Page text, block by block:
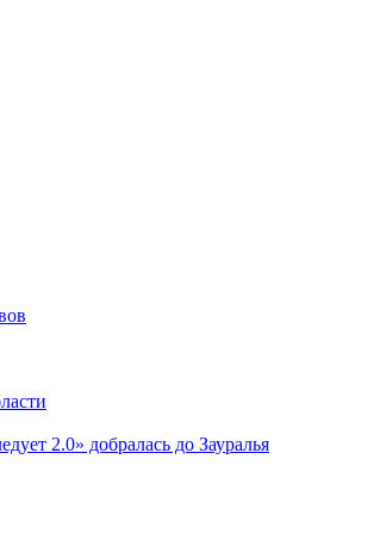
2.0» добралась до Зауралья